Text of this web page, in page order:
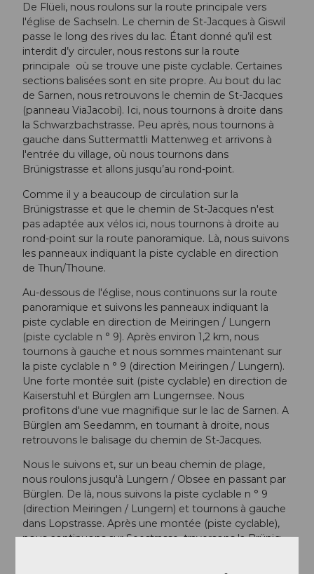
De Flüeli, nous roulons sur la route principale vers
l'église de Sachseln. Le chemin de St-Jacques à Giswil
passe le long des rives du lac. Étant donné qu’il est
interdit d’y circuler, nous restons sur la route
principale où se trouve une piste cyclable. Certaines
sections balisées sont en site propre. Au bout du lac
de Sarnen, nous retrouvons le chemin de St-Jacques
(panneau ViaJacobi). Ici, nous tournons à droite dans
la Schwarzbachstrasse. Peu après, nous tournons à
gauche dans Suttermattli Mattenweg et arrivons à
l'entrée du village, où nous tournons dans
Brünigstrasse et allons jusqu’au rond-point.
Comme il y a beaucoup de circulation sur la
Brünigstrasse et que le chemin de St-Jacques n'est
pas adaptée aux vélos ici, nous tournons à droite au
rond-point sur la route panoramique. Là, nous suivons
les panneaux indiquant la piste cyclable en direction
de Thun/Thoune.
Au-dessous de l'église, nous continuons sur la route
panoramique et suivons les panneaux indiquant la
piste cyclable en direction de Meiringen / Lungern
(piste cyclable n ° 9). Après environ 1,2 km, nous
tournons à gauche et nous sommes maintenant sur
la piste cyclable n ° 9 (direction Meiringen / Lungern).
Une forte montée suit (piste cyclable) en direction de
Kaiserstuhl et Bürglen am Lungernsee. Nous
profitons d'une vue magnifique sur le lac de Sarnen. A
Bürglen am Seedamm, en tournant à droite, nous
retrouvons le balisage du chemin de St-Jacques.
Nous le suivons et, sur un beau chemin de plage,
nous roulons jusqu'à Lungern / Obsee en passant par
Bürglen. De là, nous suivons la piste cyclable n ° 9
(direction Meiringen / Lungern) et tournons à gauche
dans Lopstrasse. Après une montée (piste cyclable),
nous continuons sur Seestrasse, traversons la Brünig-